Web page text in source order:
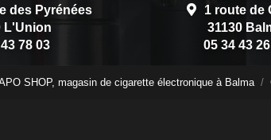
des Pyrénées
L'Union
78 03
1 route de
31130
05 34 43
SHOP, magasin de cigarette électronique à Balma